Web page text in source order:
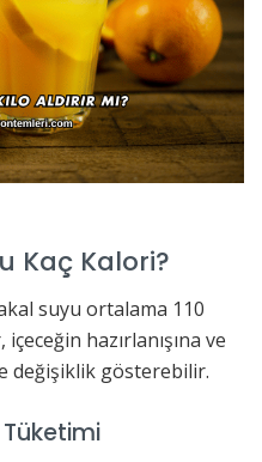
Kaç Kalori?
suyu ortalama 110
hazırlanışına ve
değişiklik gösterebilir.